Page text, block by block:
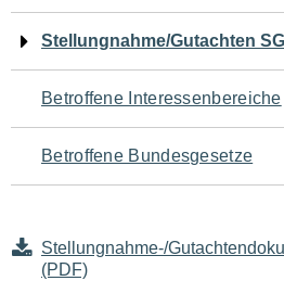
Navigation
für
den
Seiteninhalt
Stellungnahme/Gutachten
Betroffene Interessenbereiche
Betroffene Bundesgesetze
Stellungnahme-/
(PDF)